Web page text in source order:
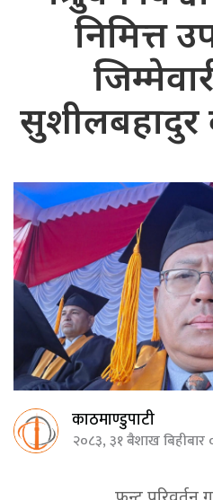
निमित्त
सुशीलबहादुर
काठमाण्डुपाटी
२०८३, ३१ बैशाख